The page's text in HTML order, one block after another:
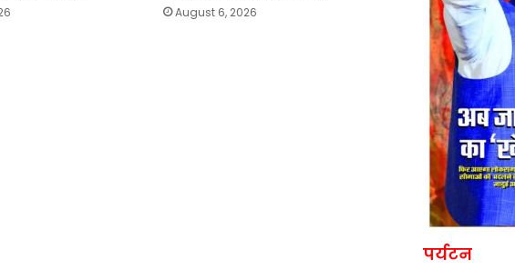
August 6, 2026
पर्यटन